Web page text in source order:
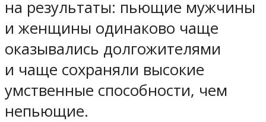
на результаты: пьющие мужчины
и женщины одинаково чаще
оказывались долгожителями
и чаще сохраняли высокие
умственные способности, чем
непьющие.